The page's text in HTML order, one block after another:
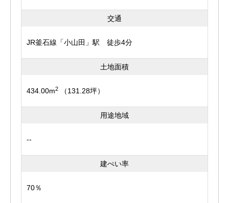
交通
JR釜石線「小山田」駅 徒歩4分
土地面積
434.00m2 （131.28坪）
用途地域
--
建ぺい率
70％